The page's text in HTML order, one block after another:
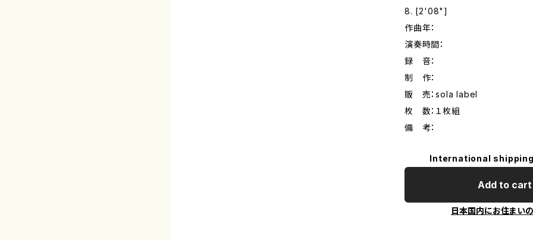
8. [2'08"]
作曲年：
演奏時間：
録 音：
制 作：
販 売：sola label
枚 数：１枚組
備 考：
International
Add to cart
日本国内にお住まい